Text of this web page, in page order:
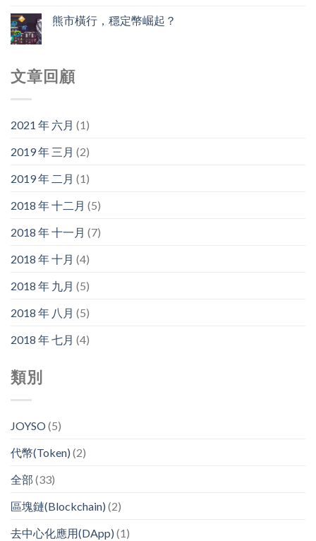
熊市橫行，穩定幣崛起？
文章回顧
2021 年 六月 (1)
2019 年 三月 (2)
2019 年 二月 (1)
2018 年 十二月 (5)
2018 年 十一月 (7)
2018 年 十月 (4)
2018 年 九月 (5)
2018 年 八月 (5)
2018 年 七月 (4)
類別
JOYSO(5)
代幣(Token) (2)
全部 (33)
區塊鏈(Blockchain) (2)
去中心化應用(DApp) (1)